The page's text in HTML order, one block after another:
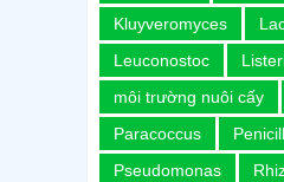
Kluyveromyces
Leuconostoc
môi trường nuôi cấy
Paracoccus
Pseudomonas